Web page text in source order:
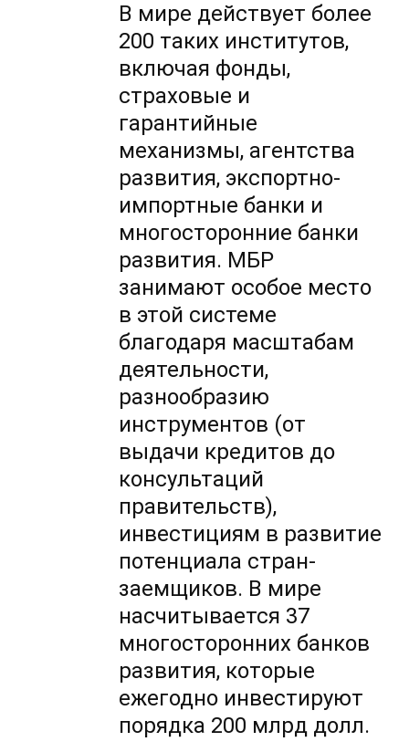
В мире действует более
200 таких институтов,
включая фонды,
страховые и
гарантийные
механизмы, агентства
развития, экспортно-
импортные банки и
многосторонние банки
развития. МБР
занимают особое место
в этой системе
благодаря масштабам
деятельности,
разнообразию
инструментов (от
выдачи кредитов до
консультаций
правительств),
инвестициям в развитие
потенциала стран-
заемщиков. В мире
насчитывается 37
многосторонних банков
развития, которые
ежегодно инвестируют
порядка 200 млрд долл.